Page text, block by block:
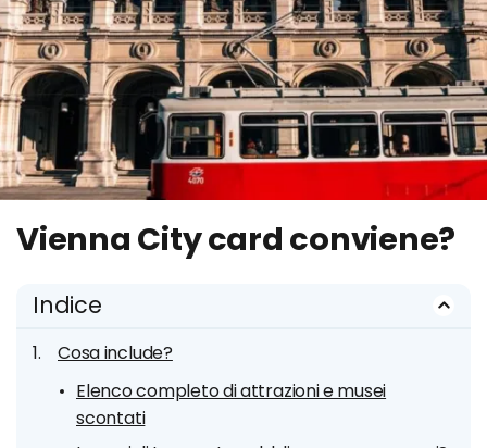
Vienna City card conviene?
Indice
Cosa include?
Elenco completo di attrazioni e musei
scontati